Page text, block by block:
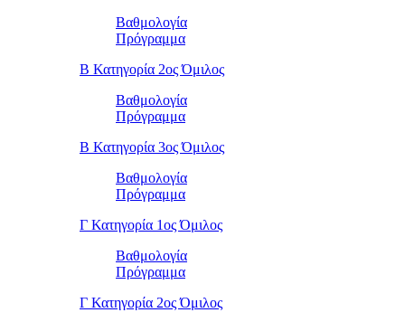
Βαθμολογία
Πρόγραμμα
Β Κατηγορία 2ος Όμιλος
Βαθμολογία
Πρόγραμμα
Β Κατηγορία 3ος Όμιλος
Βαθμολογία
Πρόγραμμα
Γ Κατηγορία 1ος Όμιλος
Βαθμολογία
Πρόγραμμα
Γ Κατηγορία 2ος Όμιλος